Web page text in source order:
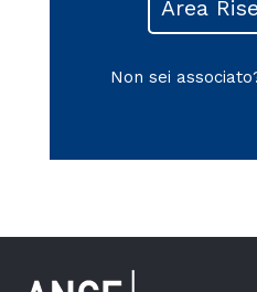
Area
Non sei